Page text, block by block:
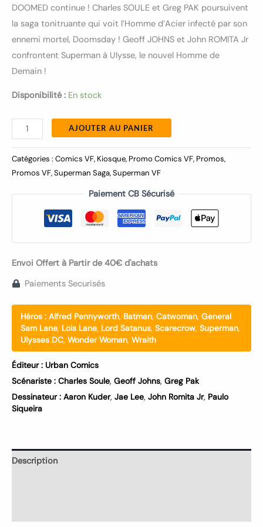
DOOMED continue ! Charles SOULE et Greg PAK poursuivent
la saga tonitruante qui voit l’Homme d’Acier infecté par son
ennemi mortel, Doomsday ! Geoff JOHNS et John ROMITA Jr
confrontent Superman à Ulysse, le nouvel Homme de
Demain !
Disponibilité : En stock
AJOUTER AU PANIER
Catégories : Comics VF, Kiosque, Promo Comics VF, Promos,
Promos VF,Superman Saga,Superman VF
Paiement CB Sécurisé
Envoi Offert à Partir de 40€ d'achats
Paiements Securisés
Héros : Alfred Pennyworth, Batman, Catwoman, General
Sam Lane, Lois Lane, Lord Satanus, Scarecrow, Superman,
Ulysses DC, Wonder Woman, Wraith
Éditeur : Urban Comics
Scénariste : Charles Soule, Geoff Johns, Greg Pak
Dessinateur : Aaron Kuder, Jae Lee, John Romita Jr, Paulo
Siqueira
Description